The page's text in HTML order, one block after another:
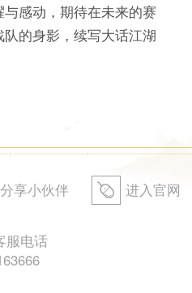
感动，期待在未来的赛
的身影，续写大话江湖
分享小伙伴 򰀄 进入官网
服电话